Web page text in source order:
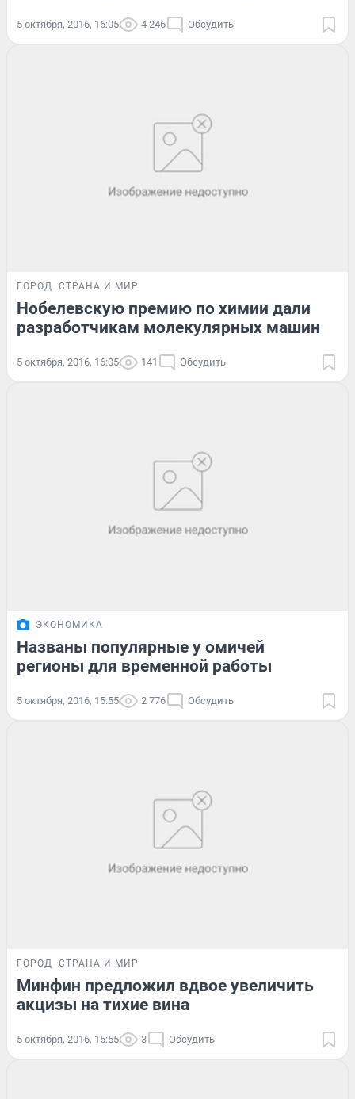
5 октября, 2016, 16:05 4 246 Обсудить
ГОРОД СТРАНА И МИР
Нобелевскую премию по химии дали
разработчикам молекулярных машин
5 октября, 2016, 16:05 141 Обсудить
ЭКОНОМИКА
Названы популярные у омичей
регионы для временной работы
5 октября, 2016, 15:55 2 776 Обсудить
ГОРОД СТРАНА И МИР
Минфин предложил вдвое увеличить
акцизы на тихие вина
5 октября, 2016, 15:55 3 Обсудить